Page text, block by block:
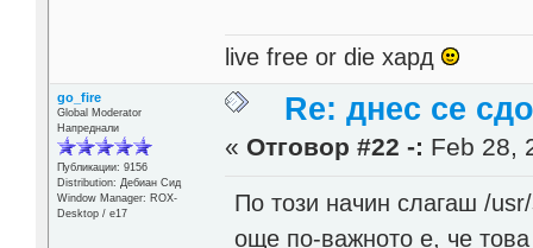
live free or die хард
go_fire
Global Moderator
Напреднали
Публикации: 9156
Distribution: Дебиан Сид
Window Manager: ROX-
Desktop / е17
Re: днес се
« Отговор #22 -: Feb 28,
По този начин слагаш /
още по-важното е, че